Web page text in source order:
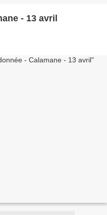
- 13 avril